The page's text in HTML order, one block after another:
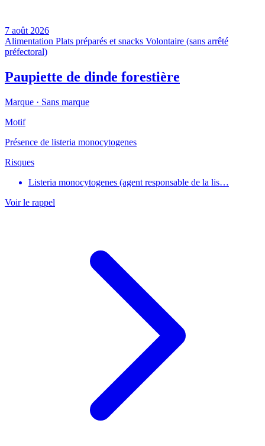
7 août 2026
Alimentation Plats préparés et snacks Volontaire (sans arrêté
préfectoral)
Paupiette de dinde forestière
Marque · Sans marque
Motif
Présence de listeria monocytogenes
Risques
Listeria monocytogenes (agent responsable de la lis…
Voir le rappel